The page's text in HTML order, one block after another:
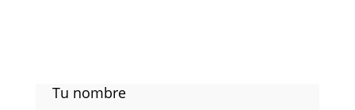
Tu nombre